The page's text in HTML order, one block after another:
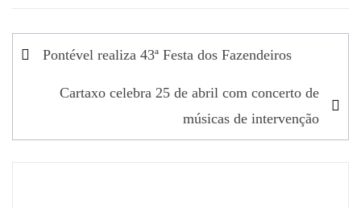
Navegação
artigos
Pontével realiza 43ª Festa dos Fazendeiros
Cartaxo celebra 25 de abril com concerto de
músicas de intervenção